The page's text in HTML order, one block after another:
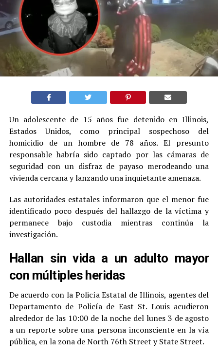
Un adolescente de 15 años fue detenido en Illinois,
Estados Unidos, como principal sospechoso del
homicidio de un hombre de 78 años. El presunto
responsable habría sido captado por las cámaras de
seguridad con un disfraz de payaso merodeando una
vivienda cercana y lanzando una inquietante amenaza.
Las autoridades estatales informaron que el menor fue
identificado poco después del hallazgo de la víctima y
permanece bajo custodia mientras continúa la
investigación.
Hallan sin vida a un adulto mayor
con múltiples heridas
De acuerdo con la Policía Estatal de Illinois, agentes del
Departamento de Policía de East St. Louis acudieron
alrededor de las 10:00 de la noche del lunes 3 de agosto
a un reporte sobre una persona inconsciente en la vía
pública, en la zona de North 76th Street y State Street.